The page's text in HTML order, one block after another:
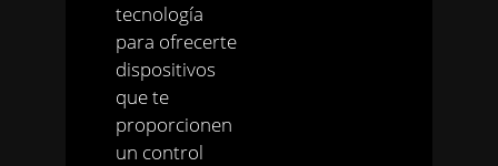
tecnología
para ofrecerte
dispositivos
que te
proporcionen
un control